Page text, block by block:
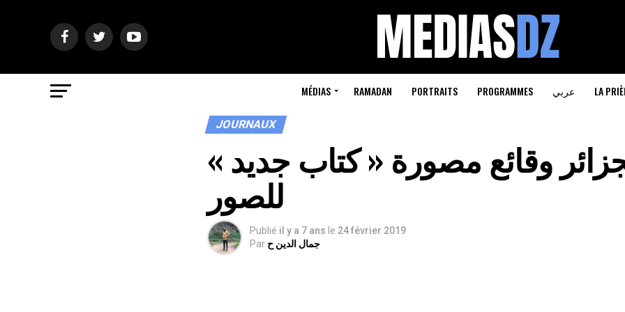
MÉDIAS RAMADAN PORTRAITS PROGRAMMES عربي LA
JOURNAUX
« الجزائر وقائع مصورة « كتاب جديد
للصور
Publié il y a 7 ans le 24 février 2019
Par جمال الدين ح